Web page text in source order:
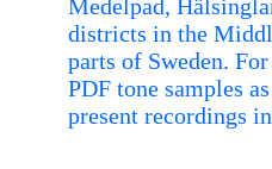
Medelpad,
districts in the
parts of Sweden.
PDF tone samples
present recordings